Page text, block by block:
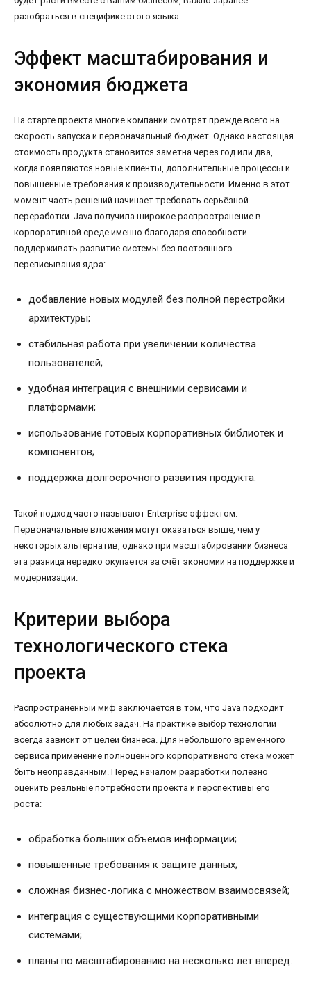
разобраться в специфике этого языка.
Эффект масштабирования и
экономия бюджета
На старте проекта многие компании смотрят прежде всего на
скорость запуска и первоначальный бюджет. Однако настоящая
стоимость продукта становится заметна через год или два,
когда появляются новые клиенты, дополнительные процессы и
повышенные требования к производительности. Именно в этот
момент часть решений начинает требовать серьёзной
переработки. Java получила широкое распространение в
корпоративной среде именно благодаря способности
поддерживать развитие системы без постоянного
переписывания ядра:
добавление новых модулей без полной перестройки
архитектуры;
стабильная работа при увеличении количества
пользователей;
удобная интеграция с внешними сервисами и
платформами;
использование готовых корпоративных библиотек и
компонентов;
поддержка долгосрочного развития продукта.
Такой подход часто называют Enterprise-эффектом.
Первоначальные вложения могут оказаться выше, чем у
некоторых альтернатив, однако при масштабировании бизнеса
эта разница нередко окупается за счёт экономии на поддержке и
модернизации.
Критерии выбора
технологического стека
проекта
Распространённый миф заключается в том, что Java подходит
абсолютно для любых задач. На практике выбор технологии
всегда зависит от целей бизнеса. Для небольшого временного
сервиса применение полноценного корпоративного стека может
быть неоправданным. Перед началом разработки полезно
оценить реальные потребности проекта и перспективы его
роста:
обработка больших объёмов информации;
повышенные требования к защите данных;
сложная бизнес-логика с множеством взаимосвязей;
интеграция с существующими корпоративными
системами;
планы по масштабированию на несколько лет вперёд.